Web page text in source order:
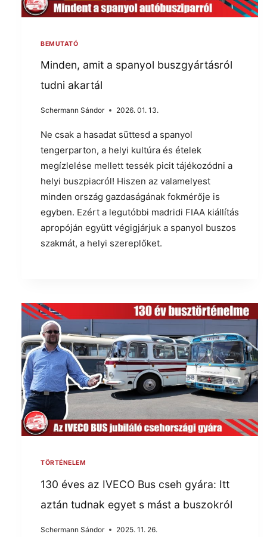
BEMUTATÓ
Minden, amit a spanyol buszgyártásról
tudni akartál
Schermann Sándor 2026. 01. 13.
Ne csak a hasadat süttesd a spanyol
tengerparton, a helyi kultúra és ételek
megízlelése mellett tessék picit tájékozódni a
helyi buszpiacról! Hiszen az valamelyest
minden ország gazdaságának fokmérője is
egyben. Ezért a legutóbbi madridi FIAA kiállítás
apropóján együtt végigjárjuk a spanyol buszos
szakmát, a helyi szereplőket.
TÖRTÉNELEM
130 éves az IVECO Bus cseh gyára: Itt
aztán tudnak egyet s mást a buszokról
Schermann Sándor 2025. 11. 26.